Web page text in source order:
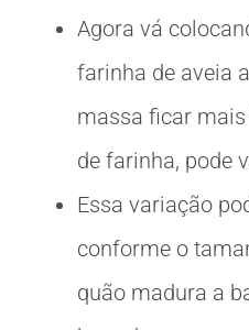
Agora vá
farinha de aveia
massa ficar
de farinha, pode
Essa variação
conforme o
quão madura a